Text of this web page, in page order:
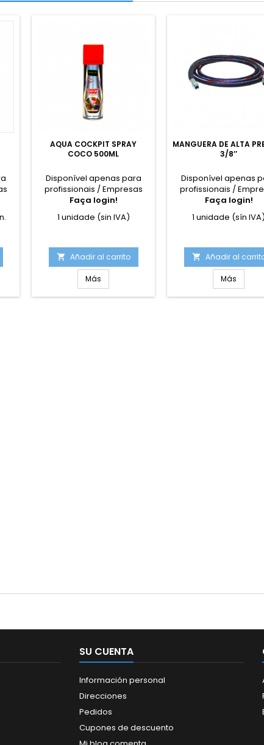
AQUA COCKPIT SPRAY
COCO 500ML
Disponível apenas para
profissionais / Empresas
Faça login!
1 unidade (sin IVA)
 Añadir al carrito
Más
MANGUERA DE ALTA
3/8’’
Disponível apenas
profissionais /
Faça login!
1 unidade (sín IVA)
 Añadir al
Más
SU CUENTA
Información personal
Direcciones
Pedidos
Cupones de descuento